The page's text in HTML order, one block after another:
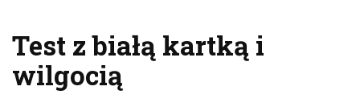
Test z białą kartką i
wilgocią